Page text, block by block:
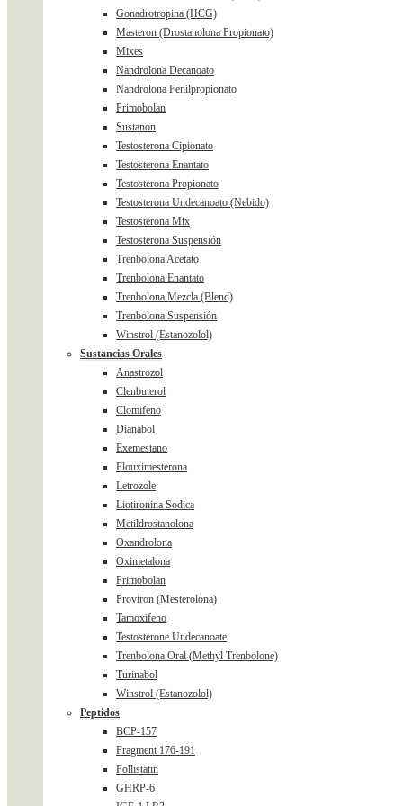
Gonadrotropina (HCG)
Masteron (Drostanolona Propionato)
Mixes
Nandrolona Decanoato
Nandrolona Fenilpropionato
Primobolan
Sustanon
Testosterona Cipionato
Testosterona Enantato
Testosterona Propionato
Testosterona Undecanoato (Nebido)
Testosterona Mix
Testosterona Suspensión
Trenbolona Acetato
Trenbolona Enantato
Trenbolona Mezcla (Blend)
Trenbolona Suspensión
Winstrol (Estanozolol)
Sustancias Orales
Anastrozol
Clenbuterol
Clomifeno
Dianabol
Exemestano
Flouximesterona
Letrozole
Liotironina Sodica
Metildrostanolona
Oxandrolona
Oximetalona
Primobolan
Proviron (Mesterolona)
Tamoxifeno
Testosterone Undecanoate
Trenbolona Oral (Methyl Trenbolone)
Turinabol
Winstrol (Estanozolol)
Peptidos
BCP-157
Fragment 176-191
Follistatin
GHRP-6